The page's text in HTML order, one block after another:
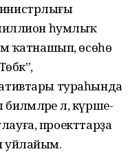
һумлыҡ
ҡатнашып, өсөһө
тураһында
лә, күрше­
проекттарҙа
уйлайым.